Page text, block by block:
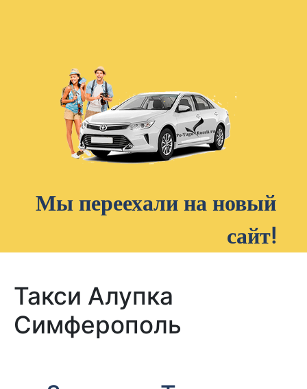
Мы переехали на новый
сайт!
Такси Алупка
Симферополь